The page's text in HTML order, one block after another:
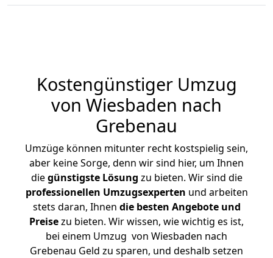
Kostengünstiger Umzug
von Wiesbaden nach
Grebenau
Umzüge können mitunter recht kostspielig sein,
aber keine Sorge, denn wir sind hier, um Ihnen
diegünstigste Lösung zu bieten. Wir sind die
professionellen Umzugsexperten und arbeiten
stets daran, Ihnen die besten Angebote und
Preisezu bieten. Wir wissen, wie wichtig es ist,
bei einem Umzug von Wiesbaden nach
Grebenau Geld zu sparen, und deshalb setzen